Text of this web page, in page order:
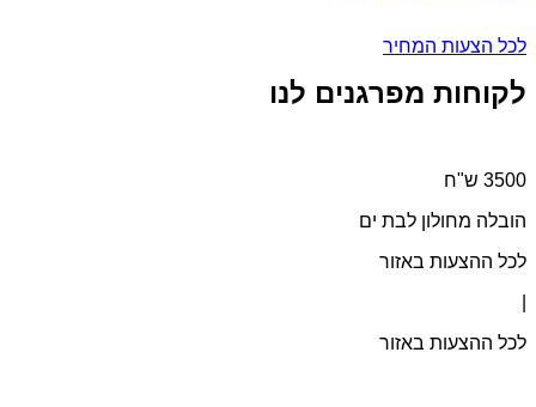
לכל הצעות המחיר
לקוחות מפרגנים לנו
הובלה מחולון לבת ים
לכל ההצעות באזור
לכל ההצעות באזור